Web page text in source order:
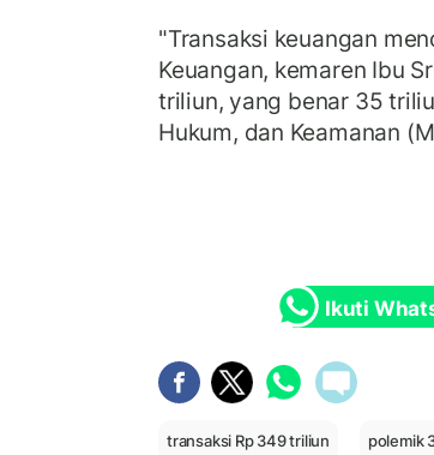
"Transaksi keuangan
Keuangan, kemaren Ibu
triliun, yang benar 35
Hukum, dan Keamanan
Ikuti
transaksi Rp 349 triliun polemik